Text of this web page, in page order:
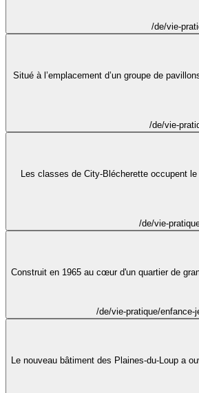
/de/vie-
Situé à l’emplacement d’un groupe de
/de/vie-
Les classes de City-Blécherette occupent
/de/vie-
Construit en 1965 au cœur d'un quartier de
/de/vie-pratique/enfance-
Le nouveau bâtiment des Plaines-du-Loup a